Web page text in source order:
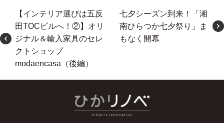
【インテリア選びは五反
田TOCビルへ！②】オリ
ジナル＆輸入家具のセレ
クトショップ
modaencasa（後編）
七夕シーズン到来！「湘
南ひらつか七夕祭り」ま
もなく開幕